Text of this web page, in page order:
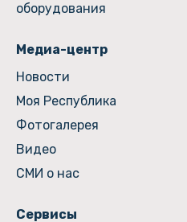
оборудования
Медиа-центр
Новости
Моя Республика
Фотогалерея
Видео
СМИ о нас
Сервисы